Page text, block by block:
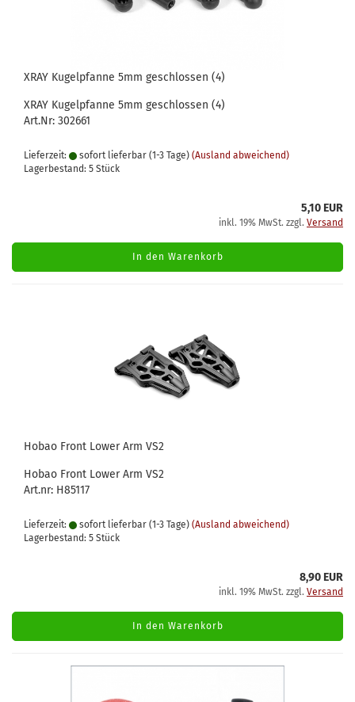
XRAY Kugelpfanne 5mm geschlossen (4)
XRAY Kugelpfanne 5mm geschlossen (4)
Art.Nr: 302661
Lieferzeit: sofort lieferbar (1-3 Tage) (Ausland abweichend)
Lagerbestand: 5 Stück
5,10 EUR
inkl. 19% MwSt. zzgl. Versand
In den Warenkorb
Hobao Front Lower Arm VS2
Hobao Front Lower Arm VS2
Art.nr: H85117
Lieferzeit: sofort lieferbar (1-3 Tage) (Ausland abweichend)
Lagerbestand: 5 Stück
8,90 EUR
inkl. 19% MwSt. zzgl. Versand
In den Warenkorb